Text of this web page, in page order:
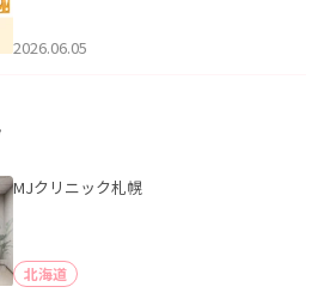
2026.06.05
MJクリニック札幌
北海道